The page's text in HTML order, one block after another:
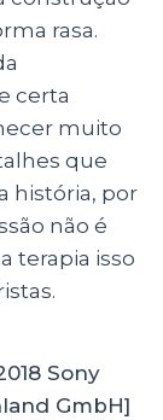
rasa.
certa
muito
que
história, por
não é
terapia isso
Sony
GmbH]